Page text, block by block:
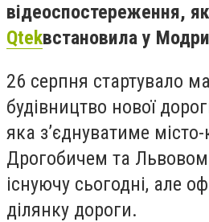
відеоспостереження,
Qtekвстановила у
26 серпня стартувало
будівництво нової
яка з’єднуватиме місто-
Дрогобичем та Львовом
існуючу сьогодні, але
ділянку дороги.